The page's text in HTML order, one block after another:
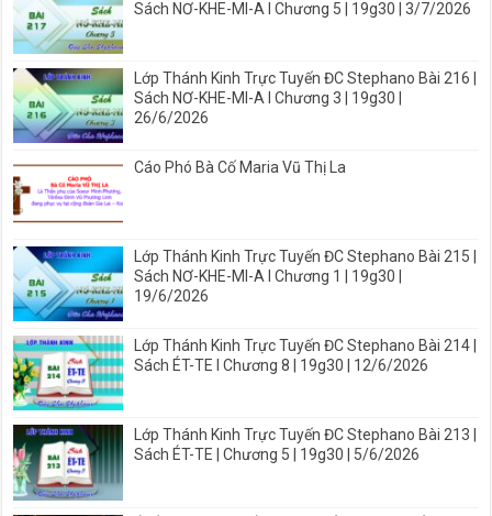
Sách NƠ-KHE-MI-A I Chương 5 | 19g30 | 3/7/2026
Lớp Thánh Kinh Trực Tuyến ĐC Stephano Bài 216 |
Sách NƠ-KHE-MI-A I Chương 3 | 19g30 |
26/6/2026
Cáo Phó Bà Cố Maria Vũ Thị La
Lớp Thánh Kinh Trực Tuyến ĐC Stephano Bài 215 |
Sách NƠ-KHE-MI-A I Chương 1 | 19g30 |
19/6/2026
Lớp Thánh Kinh Trực Tuyến ĐC Stephano Bài 214 |
Sách ÉT-TE I Chương 8 | 19g30 | 12/6/2026
Lớp Thánh Kinh Trực Tuyến ĐC Stephano Bài 213 |
Sách ÉT-TE | Chương 5 | 19g30 | 5/6/2026